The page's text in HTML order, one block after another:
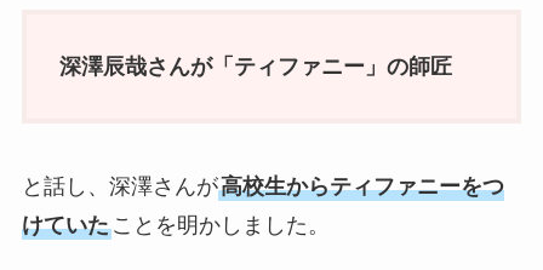
深澤辰哉さんが「ティファニー」の師匠
と話し、深澤さんが高校生からティファニーをつ
けていたことを明かしました。